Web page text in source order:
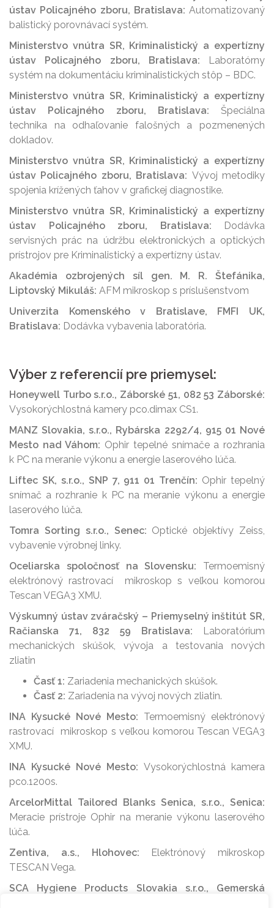
ústav Policajného zboru, Bratislava: Automatizovaný
balistický porovnávací systém.
Ministerstvo vnútra SR, Kriminalistický a expertízny
ústav Policajného zboru, Bratislava:
Laboratórny
systém na dokumentáciu kriminalistických stôp – BDC.
Ministerstvo vnútra SR, Kriminalistický a expertízny
ústav Policajného zboru, Bratislava: Špeciálna
technika na odhaľovanie falošných a pozmenených
dokladov.
Ministerstvo vnútra SR, Kriminalistický a expertízny
ústav Policajného zboru, Bratislava: Vývoj metodiky
spojenia krížených ťahov v grafickej diagnostike.
Ministerstvo vnútra SR, Kriminalistický a expertízny
ústav Policajného zboru, Bratislava:
Dodávka
servisných prác na údržbu elektronických a optických
prístrojov pre Kriminalistický a expertízny ústav.
Akadémia ozbrojených síl gen. M. R. Štefánika,
Liptovský Mikuláš: AFM mikroskop s príslušenstvom
Univerzita Komenského v Bratislave, FMFI UK,
Bratislava: Dodávka vybavenia laboratória.
Výber z referencií pre priemysel:
Honeywell Turbo s.r.o., Záborské 51, 082 53 Záborské:
Vysokorýchlostná kamery pco.dimax CS1.
MANZ Slovakia, s.r.o., Rybárska 2292/4, 915 01 Nové
Mesto nad Váhom: Ophir tepelné snímače a rozhrania
k PC na meranie výkonu a energie laserového lúča.
Liftec SK, s.r.o., SNP 7, 911 01 Trenčín: Ophir tepelný
snímač a rozhranie k PC na meranie výkonu a energie
laserového lúča.
Tomra Sorting s.r.o., Senec: Optické objektívy Zeiss,
vybavenie výrobnej linky.
Oceliarska spoločnosť na Slovensku: Termoemisný
elektrónový rastrovací mikroskop s veľkou komorou
Tescan VEGA3 XMU.
Výskumný ústav zváračský – Priemyselný inštitút SR,
Račianska 71, 832 59 Bratislava:
Laboratórium
mechanických skúšok, vývoja a testovania nových
zliatin
Časť 1: Zariadenia mechanických skúšok.
Časť 2: Zariadenia na vývoj nových zliatin.
INA Kysucké Nové Mesto: Termoemisný elektrónový
rastrovací mikroskop s veľkou komorou Tescan VEGA3
XMU.
INA Kysucké Nové Mesto: Vysokorýchlostná kamera
pco.1200s.
ArcelorMittal Tailored Blanks Senica, s.r.o., Senica:
Meracie prístroje Ophir na meranie výkonu laserového
lúča.
Zentiva, a.s., Hlohovec: Elektrónový mikroskop
TESCAN Vega.
SCA Hygiene Products Slovakia s.r.o., Gemerská